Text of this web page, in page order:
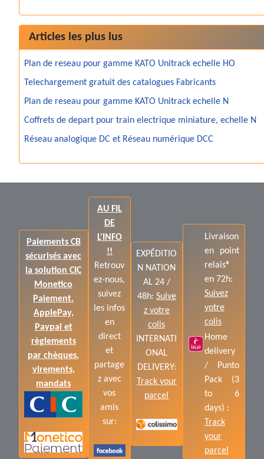
Articles les plus lus
Plan de reseau pour gamme KATO Unitrack echelle HO
Telechargement gratuit des catalogues Fabricants
Plan de reseau pour gamme KATO Unitrack echelle N
Coffrets de depart pour train electrique miniature, echelle N
Réseau analogique DC et Réseau numérique DCC
Paiements CB
sécurisés avec
la solution CIC
Monetico
Paiement.
ApplePay,
Paypal et
règlements
par chèques,
virements,
mandats
AU FIL
DE
L'INFO
!!
Retrouv
ez-nous,
suivez
les infos
en
direct
et
partage
z avec
vos
amis
sur:
EXPÉDITIO
N NATION
AL 24 /
48h: Suive
z votre
colis
INTERNATI
ONAL
DELIVERY:
Track your
parcel
Livraison
en point
relais®
en 72h:
Suivez
votre
colis
Home
delivery
/ Punto
Pack (3
to 6
days) :
Track
your
parcel